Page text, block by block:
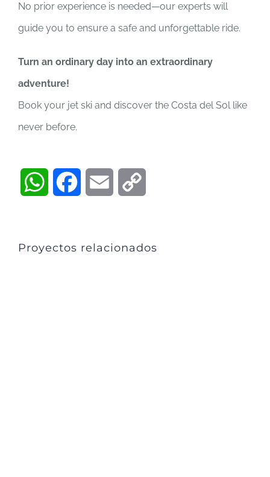
No prior experience is needed—our experts will
guide you to ensure a safe and unforgettable ride.
Turn an ordinary day into an extraordinary
adventure!
Book your jet ski and discover the Costa del Sol like
never before.
WhatsAppFacebookEmail
Proyectos relacionados